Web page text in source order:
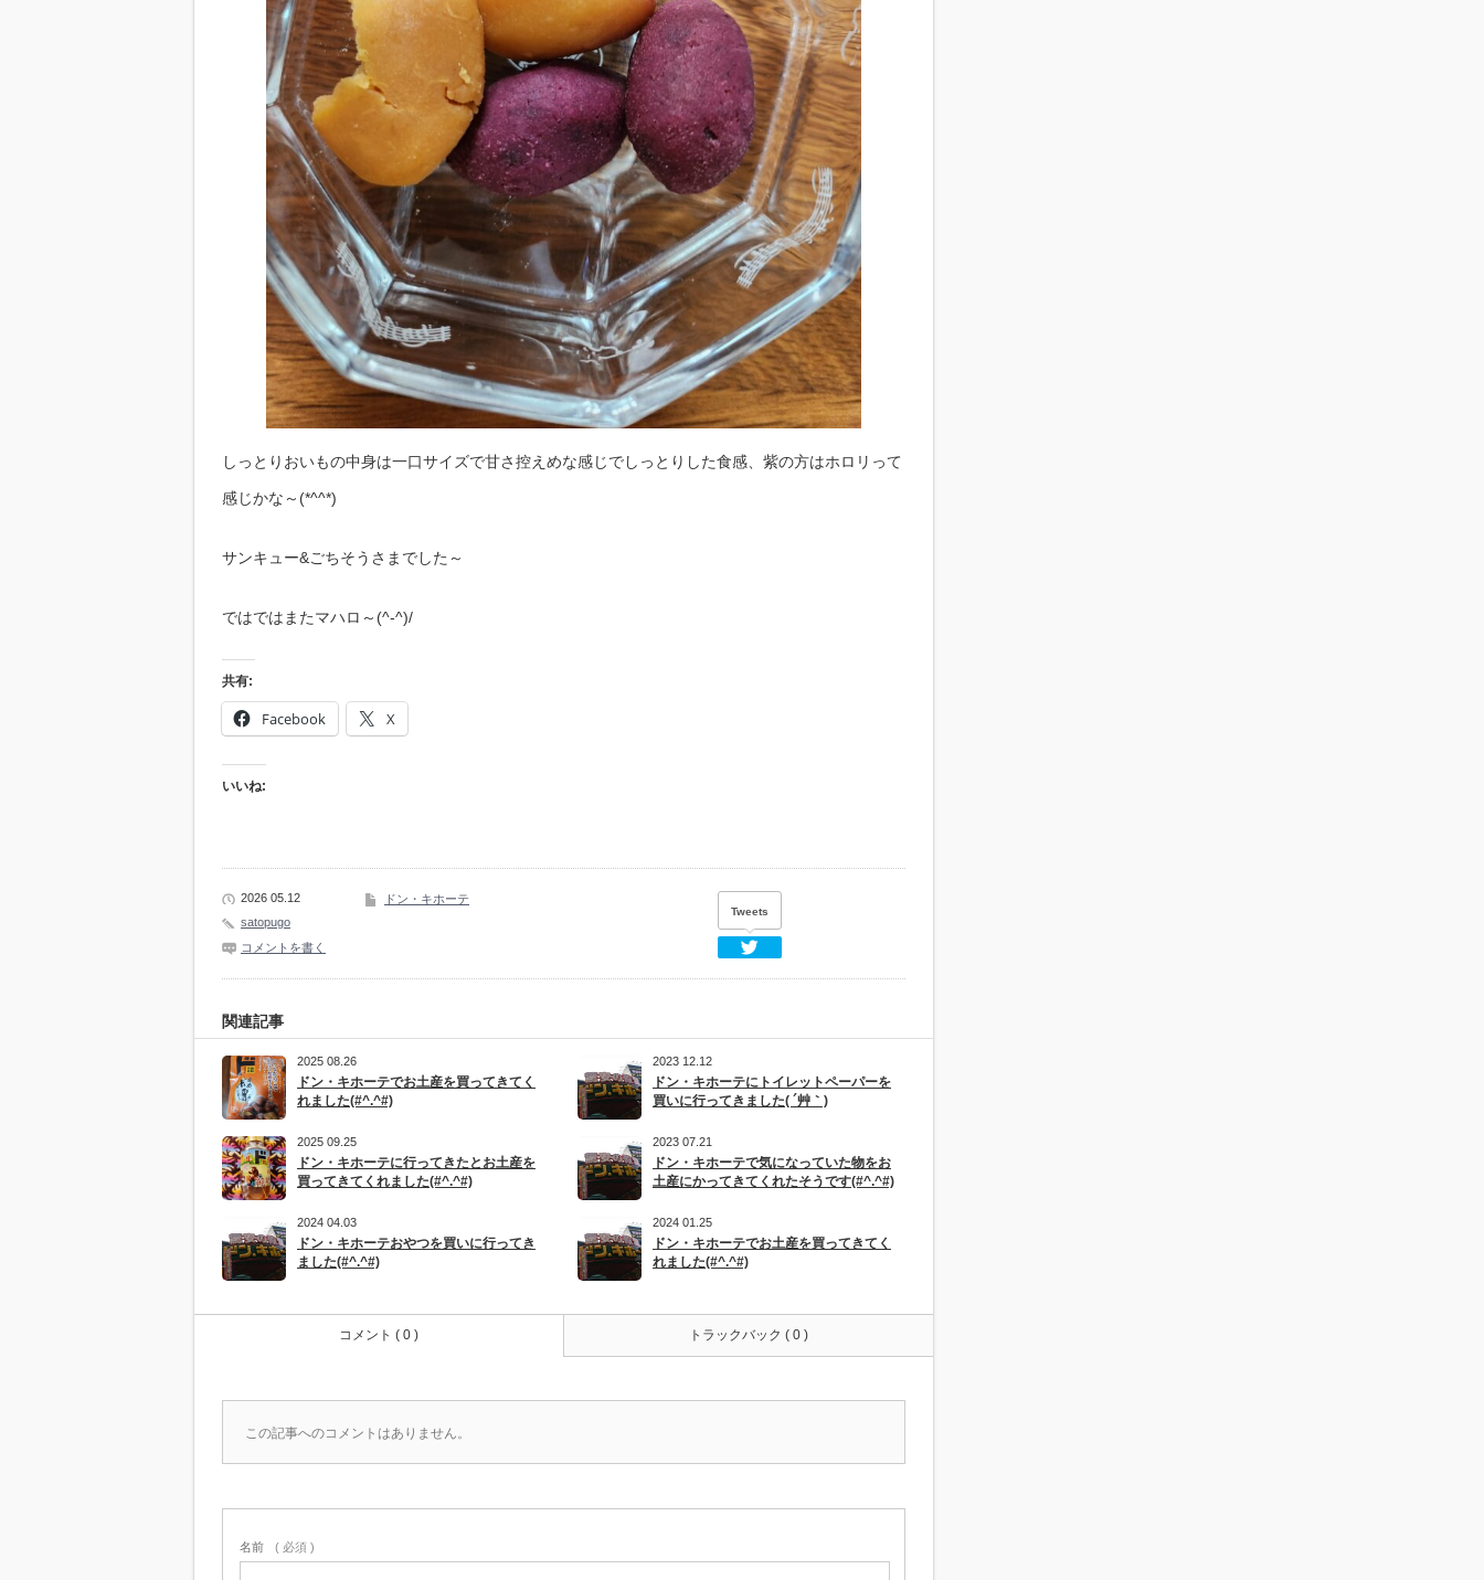
しっとりおいもの中身は一口サイズで甘さ控えめな感じでしっとりした食感、紫の方はホロリって
感じかな～(*^^*)
サンキュー&ごちそうさまでした～
ではではまたマハロ～(^-^)/
共有:
Facebook X
いいね:
2026 05.12
satopugo
コメントを書く
ドン・キホーテ
Tweets
関連記事
2025 08.26
ドン・キホーテでお土産を買ってきてく
れました(#^.^#)
2023 12.12
ドン・キホーテにトイレットペーパーを
買いに行ってきました( ´艸｀)
2025 09.25
ドン・キホーテに行ってきたとお土産を
買ってきてくれました(#^.^#)
2023 07.21
ドン・キホーテで気になっていた物をお
土産にかってきてくれたそうです(#^.^#)
2024 04.03
ドン・キホーテおやつを買いに行ってき
ました(#^.^#)
2024 01.25
ドン・キホーテでお土産を買ってきてく
れました(#^.^#)
コメント ( 0 ) トラックバック ( 0 )
この記事へのコメントはありません。
名前 ( 必須 )